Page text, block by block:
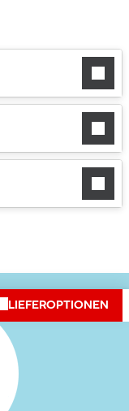
LIEFEROPTIONEN